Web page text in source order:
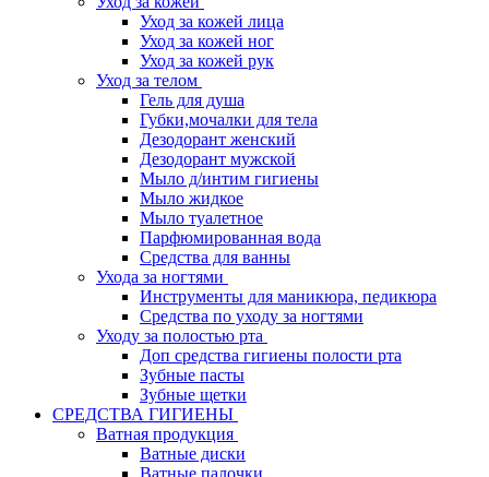
Уход за кожей лица
Уход за кожей ног
Уход за кожей рук
Уход за телом
Гель для душа
Губки,мочалки для тела
Дезодорант женский
Дезодорант мужской
Мыло д/интим гигиены
Мыло жидкое
Мыло туалетное
Парфюмированная вода
Средства для ванны
Ухода за ногтями
Инструменты для маникюра, педикюра
Средства по уходу за ногтями
Уходу за полостью рта
Доп средства гигиены полости рта
Зубные пасты
Зубные щетки
СРЕДСТВА ГИГИЕНЫ
Ватная продукция
Ватные диски
Ватные палочки